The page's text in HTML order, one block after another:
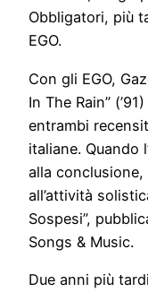
Obbligatori, più
EGO.
Con gli EGO,
In The Rain”
entrambi
italiane. Quando
alla
all’attività
Sospesi”,
Songs & Music.
Due anni più